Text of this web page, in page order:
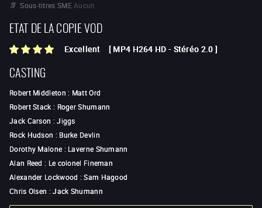
Sous-titres SME Aucun
ETAT DE LA COPIE VOD
Excellent [ MP4 H264 HD - Stéréo 2.0 ]
CASTING
Robert Middleton : Matt Ord
Robert Stack : Roger Shumann
Jack Carson :Jiggs
Rock Hudson : Burke Devlin
Dorothy Malone : Laverne Shumann
Alan Reed : Le colonel Fineman
Alexander Lockwood :Sam Hagood
Chris Olsen :Jack Shumann